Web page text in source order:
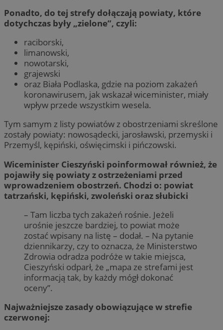
Ponadto, do tej strefy dołączają powiaty, które
dotychczas były „zielone”, czyli:
raciborski,
limanowski,
nowotarski,
grajewski
oraz Biała Podlaska, gdzie na poziom zakażeń
koronawirusem, jak wskazał wiceminister, miały
wpływ przede wszystkim wesela.
Tym samym z listy powiatów z obostrzeniami skreślone
zostały powiaty: nowosądecki, jarosławski, przemyski i
Przemyśl, kępiński, oświęcimski i pińczowski.
Wiceminister Cieszyński poinformował również, że
pojawiły się powiaty z ostrzeżeniami przed
wprowadzeniem obostrzeń. Chodzi o: powiat
tatrzański, kępiński, zwoleński oraz słubicki
– Tam liczba tych zakażeń rośnie. Jeżeli
urośnie jeszcze bardziej, to powiat może
zostać wpisany na listę – dodał. – Na pytanie
dziennikarzy, czy to oznacza, że Ministerstwo
Zdrowia odradza podróże w takie miejsca,
Cieszyński odparł, że „mapa ze strefami jest
informacją tak, by każdy mógł dokonać
oceny”.
Najważniejsze zasady obowiązujące w strefie
czerwonej: